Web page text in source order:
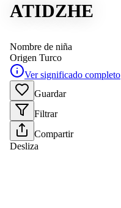
ATIDZHE
Nombre de niña
Origen Turco
Ver significado completo
Guardar
Filtrar
Compartir
Desliza